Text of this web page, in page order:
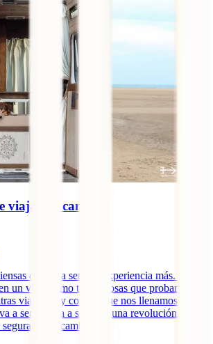
viajar en camper
que va a ser una experiencia más. Algo
un viaje como tantas cosas que probamos
viajamos y con las que nos llenamos de
a ser así. Va a ser toda una revolución. Un
cambie [...]